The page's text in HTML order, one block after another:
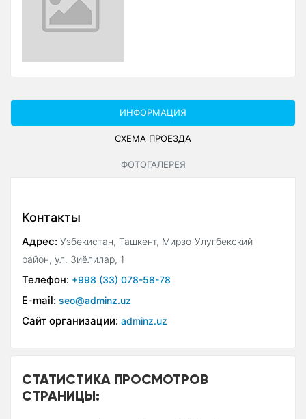
ИНФОРМАЦИЯ
СХЕМА ПРОЕЗДА
ФОТОГАЛЕРЕЯ
Контакты
Адрес: Узбекистан, Ташкент, Мирзо-Улугбекский
район, ул. Зиёлилар, 1
Телефон: +998 (33) 078-58-78
E-mail: seo@adminz.uz
Сайт организации: adminz.uz
СТАТИСТИКА ПРОСМОТРОВ
СТРАНИЦЫ: